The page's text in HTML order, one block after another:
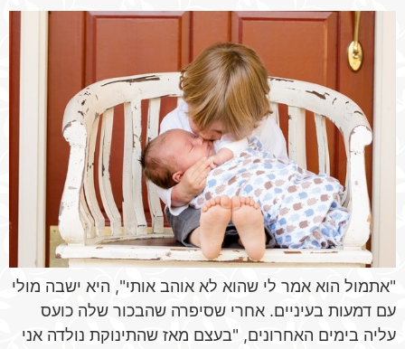
"אתמול הוא אמר לי שהוא לא אוהב אותי", היא ישבה מולי
עם דמעות בעיניים. אחרי שסיפרה שהבכור שלה כועס
עליה בימים האחרונים, "בעצם מאז שהתינוקת נולדה אני